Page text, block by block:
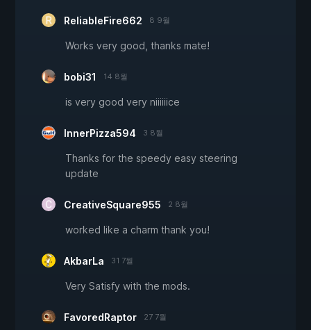
ReliableFire662 8 9월
Works very good, thanks mate!
bobi31 14 8월
is very good very niiiiiice
InnerPizza594 3 8월
Thanks for the speedy easy steering
update
CreativeSquare955 2 8월
worked like a charm thank you!
AkbarLa 31 7월
Very Satisfy with the mods.
FavoredRaptor 27 7월